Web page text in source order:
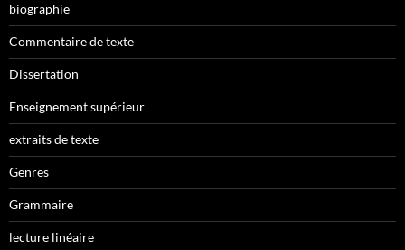
biographie
Commentaire de texte
Dissertation
Enseignement supérieur
extraits de texte
Genres
Grammaire
lecture linéaire